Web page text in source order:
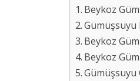
Beykoz
Gümüşsuyu
Beykoz
Beykoz
Gümüşsuyu